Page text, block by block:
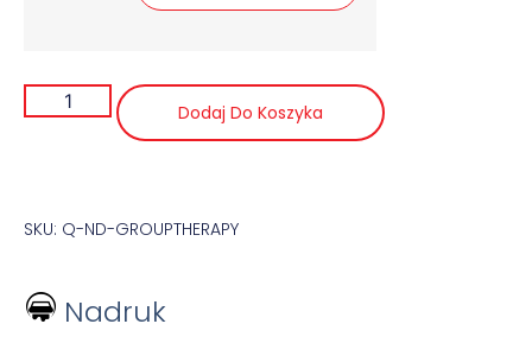
Dodaj Do Koszyka
SKU: Q-ND-GROUPTHERAPY
Nadruk